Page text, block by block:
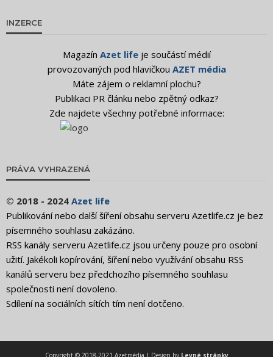
INZERCE
Magazín Azet lifeje součástí médií
provozovaných pod hlavičkou AZET média
Máte zájem o reklamní plochu?
Publikaci PR článku nebo zpětný odkaz?
Zde najdete všechny potřebné informace:
PRÁVA VYHRAZENÁ
© 2018 - 2024 Azet life
Publikování nebo další šíření obsahu serveru Azetlife.cz je bez
písemného souhlasu zakázáno.
RSS kanály serveru Azetlife.cz jsou určeny pouze pro osobní
užití. Jakékoli kopírování, šíření nebo využívání obsahu RSS
kanálů serveru bez předchozího písemného souhlasu
společnosti není dovoleno.
Sdílení na sociálních sítích tím není dotčeno.
Copyright © 2018-2021 Azetmédia | Design by Levné stránky